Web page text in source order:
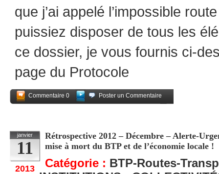
que j’ai appelé l’impossible
puissiez disposer de tous les
ce dossier, je vous fournis ci-
page du Protocole
Commentaire 0
Poster un Commentaire
janvier
11
2013
Rétrospective 2012 – Décembre – Alerte-
mise à mort du BTP et de l’économie locale !
Catégorie : BTP-Routes-